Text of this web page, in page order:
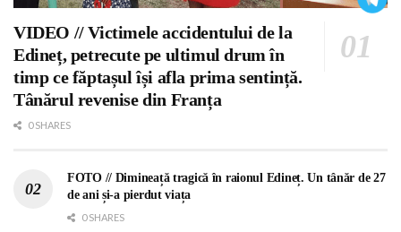
VIDEO // Victimele accidentului de la
Edineț, petrecute pe ultimul drum în
timp ce făptașul își afla prima sentință.
Tânărul revenise din Franța
0 SHARES
FOTO // Dimineață tragică în raionul Edineț. Un tânăr de 27
de ani și-a pierdut viața
0 SHARES